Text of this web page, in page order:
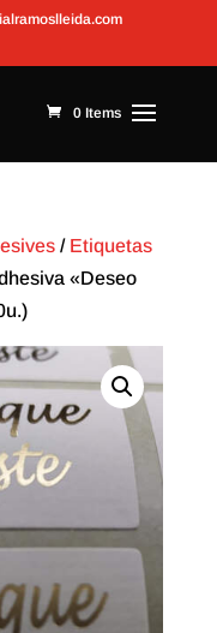
0 Items
/ Etiquetas
«Deseo